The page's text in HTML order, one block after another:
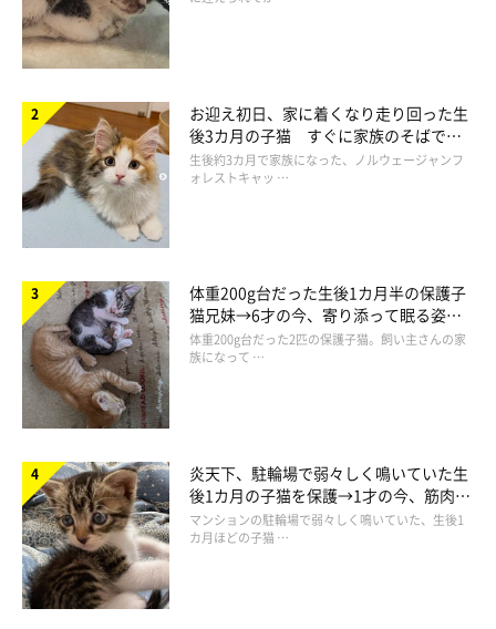
お迎え初日、家に着くなり走り回った生
後3カ月の子猫 すぐに家族のそばで落
ち着く姿に「迎えてよかった」
生後約3カ月で家族になった、ノルウェージャンフ
ォレストキャッ …
体重200g台だった生後1カ月半の保護子
猫兄妹→6才の今、寄り添って眠る姿に
ほっこり！
体重200g台だった2匹の保護子猫。飼い主さんの家
族になって …
炎天下、駐輪場で弱々しく鳴いていた生
後1カ月の子猫を保護→1才の今、筋肉質
でツンデレなコに成長
マンションの駐輪場で弱々しく鳴いていた、生後1
カ月ほどの子猫 …